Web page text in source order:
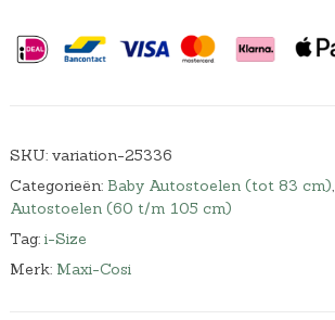
9
SKU: variation-25336
Categorieën: Baby Autostoelen (tot 83 cm),
Autostoelen (60 t/m 105 cm)
Tag: i-Size
Merk: Maxi-Cosi